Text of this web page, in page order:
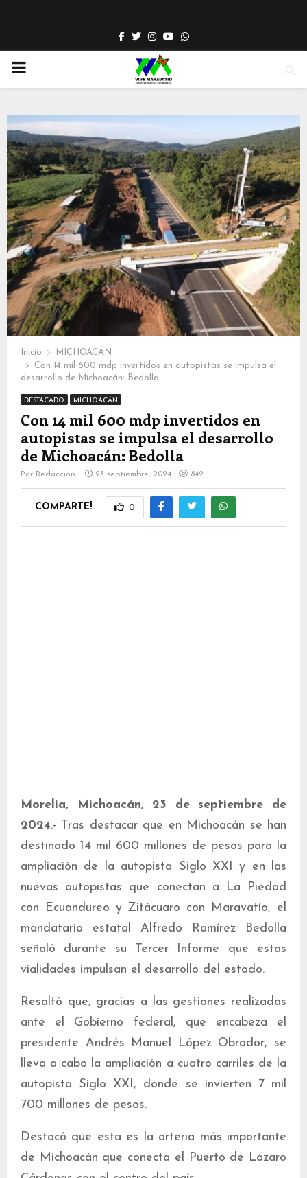
Facebook
TwitterInstagram
YoutubeWhatsapp
PRIMARY
Inicio
MICHOACÁN
Con 14 mil 600 mdp invertidos en autopistas se impulsa el
desarrollo de Michoacán: Bedolla
DESTACADO MICHOACÁN
Con 14 mil 600 mdp invertidos en
autopistas se impulsa el desarrollo
de Michoacán: Bedolla
Por Redacción 23 septiembre, 2024 842
COMPARTE! 0
Morelia, Michoacán, 23 de septiembre de
2024.- Tras destacar que en Michoacán se han
destinado 14 mil 600 millones de pesos para la
ampliación de la autopista Siglo XXI y en las
nuevas autopistas que conectan a La Piedad
con Ecuandureo y Zitácuaro con Maravatío, el
mandatario estatal Alfredo Ramírez Bedolla
señaló durante su Tercer Informe que estas
vialidades impulsan el desarrollo del estado.
Resaltó que, gracias a las gestiones realizadas
ante el Gobierno federal, que encabeza el
presidente Andrés Manuel López Obrador, se
lleva a cabo la ampliación a cuatro carriles de la
autopista Siglo XXI, donde se invierten 7 mil
700 millones de pesos.
Destacó que esta es la arteria más importante
de Michoacán que conecta el Puerto de Lázaro